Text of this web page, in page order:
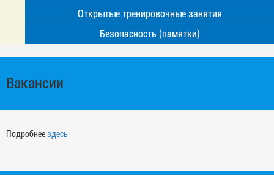
Открытые тренировочные занятия
Безопасность (памятки)
Вакансии
Подробнеездесь